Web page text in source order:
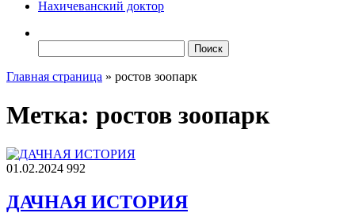
Нахичеванский доктор
Главная страница » ростов зоопарк
Метка: ростов зоопарк
01.02.2024 992
ДАЧНАЯ ИСТОРИЯ